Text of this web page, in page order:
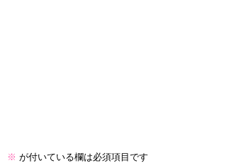
※ が付いている欄は必須項目です